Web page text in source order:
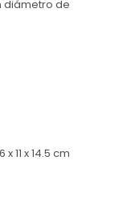
diámetro de
11 x 14.5 cm